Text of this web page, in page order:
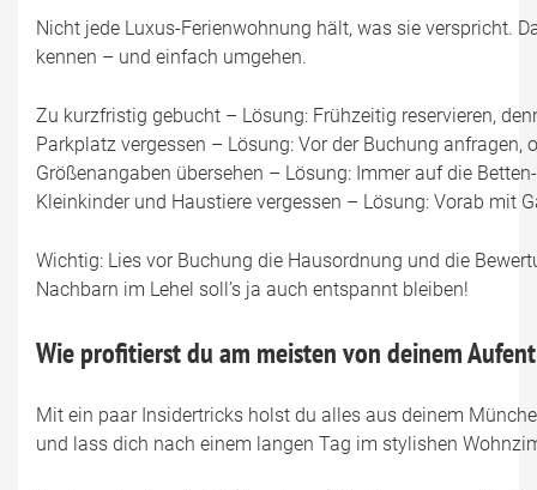
Nicht jede Luxus-Ferienwohnung hält, was sie verspricht.
kennen – und einfach umgehen.
Zu kurzfristig gebucht – Lösung: Frühzeitig reservieren,
Parkplatz vergessen – Lösung: Vor der Buchung
Größenangaben übersehen – Lösung: Immer auf die
Kleinkinder und Haustiere vergessen – Lösung: Vorab mit
Wichtig: Lies vor Buchung die Hausordnung und die
Nachbarn im Lehel soll’s ja auch entspannt bleiben!
Wie profitierst du am meisten von deinem
Mit ein paar Insidertricks holst du alles aus deinem
und lass dich nach einem langen Tag im stylishen